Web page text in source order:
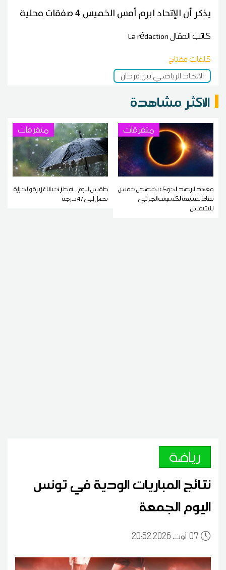
يذكر أن الإتحاد ابرم أمس الخميس 4 صفقات محلية
كاتب المقالLa rédaction
كلمات مفتاح
الإتحاد الرياضي ببن قردان
الاكثر مشاهدة
متفرقات
معهد الرصد الجوي يخصص خمس
نقاط لمتابعة الكسوف الجزئي
للشمس
متفرقات
طقس اليوم ...أمطار أحيانا غزيرة و الحرارة
تصل إلى 47 درجة
رياضة
نتائج المباريات الودية في تونس
اليوم الجمعة
0720:52 2026 أوت